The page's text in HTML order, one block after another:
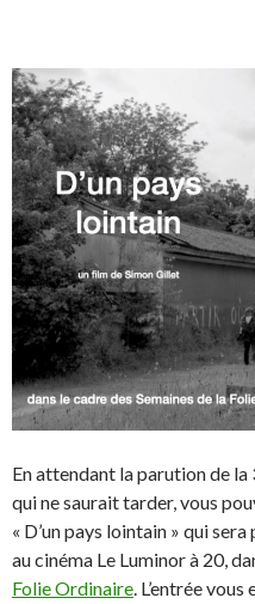
En attendant la parution de
qui ne saurait tarder, vous
« D’un pays lointain » qui
au cinéma Le Luminor à 20,
Folie Ordinaire. L’entrée